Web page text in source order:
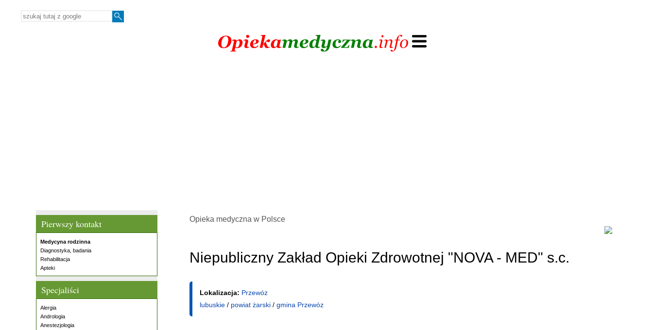
Pierwszy kontakt
Medycyna rodzinna
Diagnostyka, badania
Rehabilitacja
Apteki
Specjaliści
Alergia
Andrologia
Anestezjologia
Opieka medyczna w Polsce
Niepubliczny Zakład Opieki Zdrowotnej "NOVA - MED" s.c.
Lokalizacja: Przewóz
lubuskie / powiat żarski / gmina Przewóz